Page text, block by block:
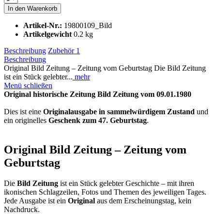
In den Warenkorb
Artikel-Nr.: 19800109_Bild
Artikelgewicht 0.2 kg
Beschreibung Zubehör 1
Beschreibung
Original Bild Zeitung – Zeitung vom Geburtstag Die Bild Zeitung
ist ein Stück gelebter... mehr
Menü schließen
Original historische Zeitung Bild Zeitung vom 09.01.1980
Dies ist eine Originalausgabe in sammelwürdigem Zustand und
ein originelles Geschenk zum 47. Geburtstag.
Original Bild Zeitung – Zeitung vom
Geburtstag
Die Bild Zeitung ist ein Stück gelebter Geschichte – mit ihren
ikonischen Schlagzeilen, Fotos und Themen des jeweiligen Tages.
Jede Ausgabe ist ein Original aus dem Erscheinungstag, kein
Nachdruck.